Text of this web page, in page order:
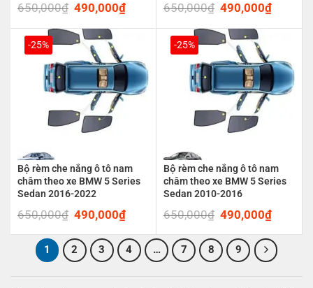
650,000₫ Original
was:
650,000₫.
490,000₫Current
is:
490,000₫.
650,000₫ Original
was:
650,000₫.
490,000₫Current
is:
-25%
Bộ rèm che nắng ô tô nam
châm theo xe BMW 5 Series
Sedan 2016-2022
650,000₫ Original
was:
650,000₫.
490,000₫Current
is:
490,000₫.
-25%
Bộ rèm che nắng ô tô nam
châm theo xe BMW 5 Series
Sedan 2010-2016
650,000₫ Original
was:
650,000₫.
490,000₫Current
is:
1 2 3 4 … 7 8 9